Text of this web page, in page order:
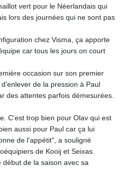
vert pour le Néerlandais qui
lors des journées qui ne sont pas
chez Visma, ça apporte
car tous les jours on court
occasion sur son premier
de la pression à Paul
des attentes parfois démesurées.
C'est trop bien pour Olav qui est
aussi pour Paul car ça lui
de l'appétit", a souligné
de Kooij et Seixas.
de la saison avec sa